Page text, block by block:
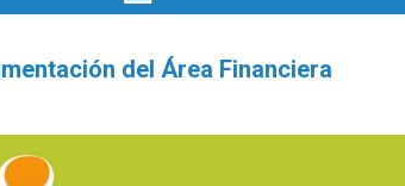
del Área Financiera